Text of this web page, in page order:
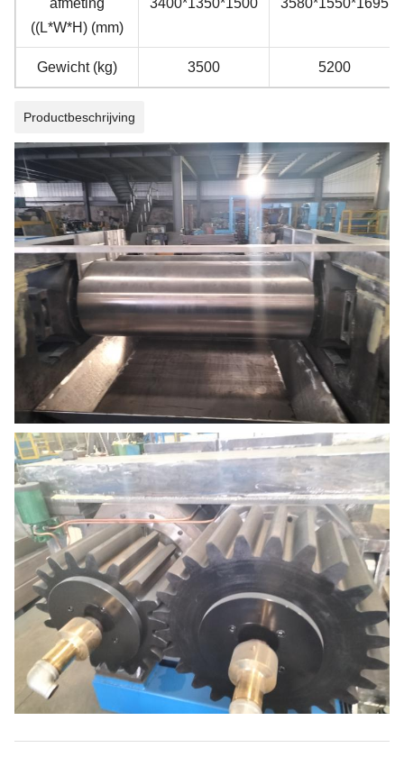
afmeting
((L*W*H) (mm)
3400*1350*1500 3580*1550*1695
Gewicht (kg) 3500 5200
Productbeschrijving